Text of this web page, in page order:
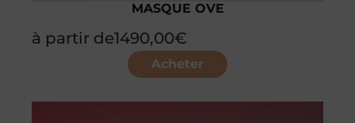
MASQUE OVE
à partir de1490,00€
Acheter